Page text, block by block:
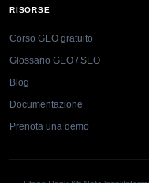
RISORSE
Corso GEO gratuito
Glossario GEO / SEO
Blog
Documentazione
Prenota una demo